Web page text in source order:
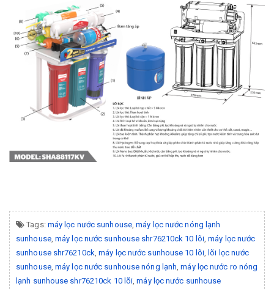
Tags: máy lọc nước sunhouse,máy lọc nước nóng lạnh
sunhouse,máy lọc nước sunhouse shr76210ck 10 lõi,máy lọc nước
sunhouse shr76210ck ,máy lọc nước sunhouse 10 lõi,lõi lọc nước
sunhouse,máy lọc nước sunhouse nóng lạnh ,máy lọc nước ro nóng
lạnh sunhouse shr76210ck 10 lõi ,máy lọc nước sunhouse